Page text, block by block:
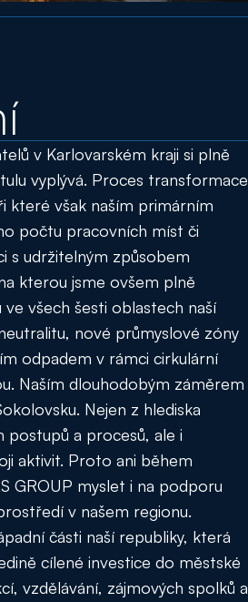
v Karlovarském kraji si plně
vyplývá. Proces transformace
které však naším primárním
počtu pracovních míst či
s udržitelným způsobem
kterou jsme ovšem plně
všech šesti oblastech naší
nové průmyslové zóny
odpadem v rámci cirkulární
Naším dlouhodobým záměrem
Nejen z hlediska
a procesů, ale i
aktivit. Proto ani během
GROUP myslet i na podporu
v našem regionu.
části naší republiky, která
cílené investice do městské
vzdělávání, zájmových spolků a